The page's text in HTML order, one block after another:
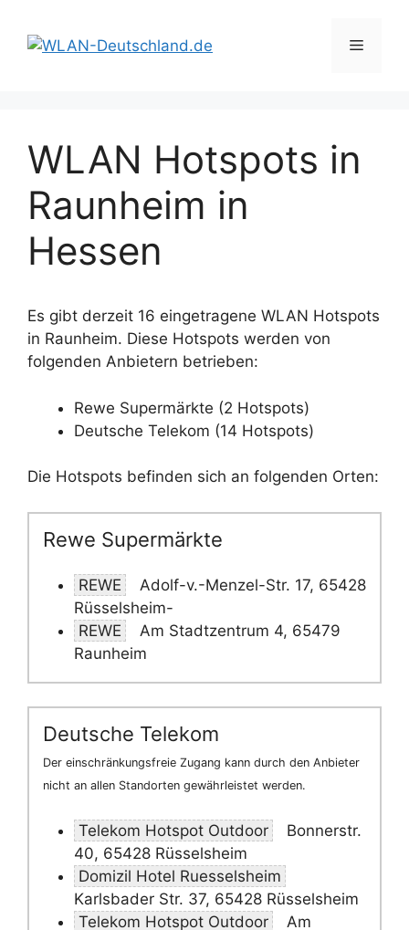
Inhalt
springen
Menü
WLAN Hotspots in
Raunheim in
Hessen
Es gibt derzeit 16 eingetragene WLAN Hotspots
in Raunheim. Diese Hotspots werden von
folgenden Anbietern betrieben:
Rewe Supermärkte (2 Hotspots)
Deutsche Telekom (14 Hotspots)
Die Hotspots befinden sich an folgenden Orten:
Rewe Supermärkte
REWE
Adolf-v.-Menzel-Str. 17, 65428
Rüsselsheim-
REWE
Am Stadtzentrum 4, 65479
Raunheim
Deutsche Telekom
Der einschränkungsfreie Zugang kann durch den Anbieter
nicht an allen Standorten gewährleistet werden.
Telekom Hotspot Outdoor
Bonnerstr.
40, 65428 Rüsselsheim
Domizil Hotel Ruesselsheim
Karlsbader Str. 37, 65428 Rüsselsheim
Telekom Hotspot Outdoor
Am